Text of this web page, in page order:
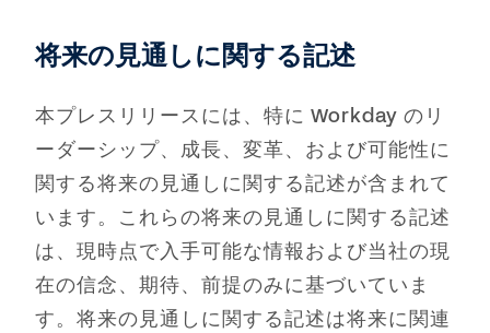
将来の見通しに関する記述
本プレスリリースには、特に Workday のリ
ーダーシップ、成長、変革、および可能性に
関する将来の見通しに関する記述が含まれて
います。これらの将来の見通しに関する記述
は、現時点で入手可能な情報および当社の現
在の信念、期待、前提のみに基づいていま
す。将来の見通しに関する記述は将来に関連